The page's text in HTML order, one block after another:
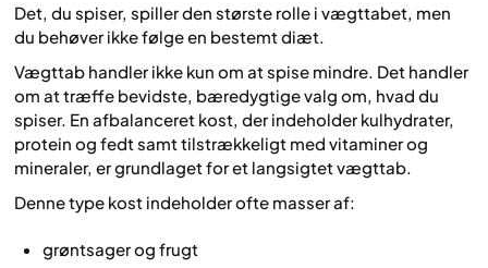
Det, du spiser, spiller den største rolle i vægttabet, men
du behøver ikke følge en bestemt diæt.
Vægttab handler ikke kun om at spise mindre. Det handler
om at træffe bevidste, bæredygtige valg om, hvad du
spiser. En afbalanceret kost, der indeholder kulhydrater,
protein og fedt samt tilstrækkeligt med vitaminer og
mineraler, er grundlaget for et langsigtet vægttab.
Denne type kost indeholder ofte masser af:
grøntsager og frugt